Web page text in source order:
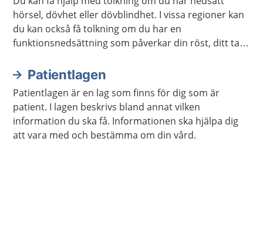
hörsel, dövhet eller dövblindhet. I vissa regioner kan
du kan också få tolkning om du har en
funktionsnedsättning som påverkar din röst, ditt tal
Patientlagen
Patientlagen är en lag som finns för dig som är
patient. I lagen beskrivs bland annat vilken
information du ska få. Informationen ska hjälpa dig
att vara med och bestämma om din vård.